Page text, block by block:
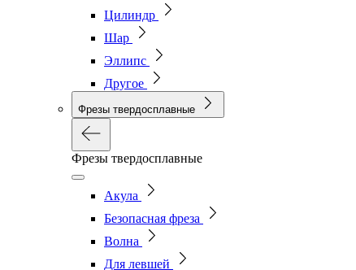
Цилиндр
Шар
Эллипс
Другое
Фрезы твердосплавные
Фрезы твердосплавные
Акула
Безопасная фреза
Волна
Для левшей